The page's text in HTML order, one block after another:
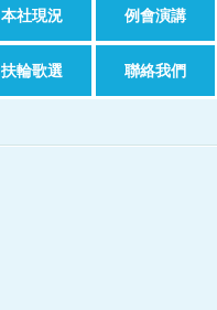
本社現況 例會演講
扶輪歌選 聯絡我們